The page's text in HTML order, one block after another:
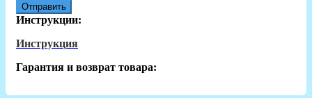
Отправить
Инструкции:
Инструкция
Гарантия и возврат товара: